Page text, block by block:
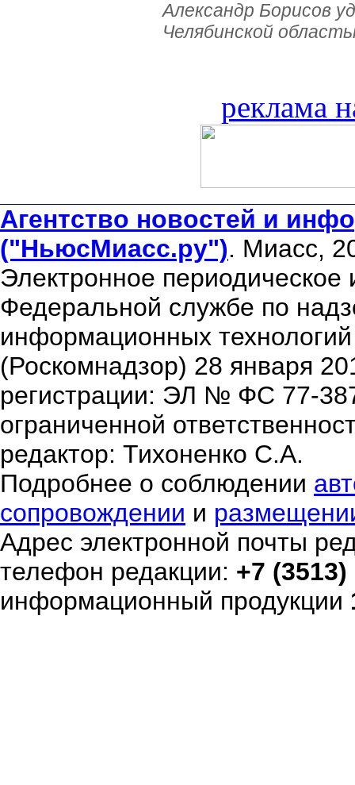
Александр Борисов
Челябинской
реклама
Агентство новостей и
("НьюсМиасс.ру"). Миасс,
Электронное периодическое
Федеральной службе по
информационных
(Роскомнадзор) 28 января
регистрации: ЭЛ № ФС 77-
ограниченной
редактор: Тихоненко С.А.
Подробнее о соблюдении
сопровождении и
Адрес электронной почты
телефон редакции: +7
информационный продукции